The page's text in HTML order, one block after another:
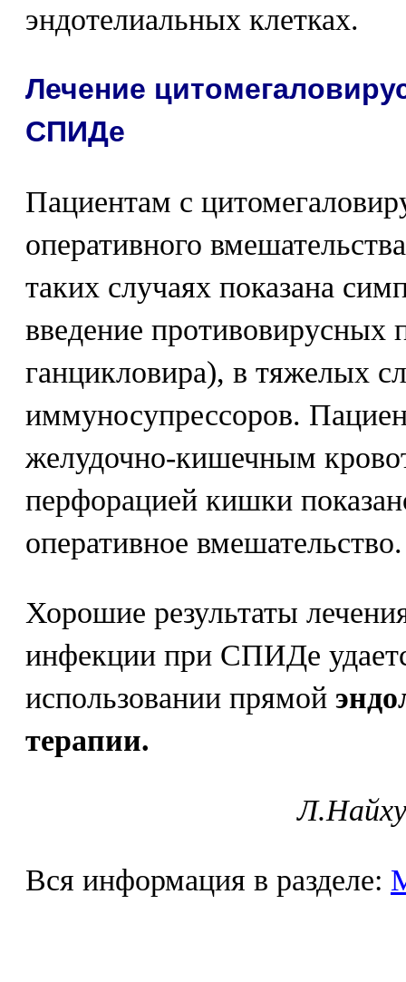
эндотелиальных клетках.
Лечение
СПИДе
Пациентам с
оперативного
таких случаях показана
введение противовирусных
ганцикловира), в тяжелых
иммуносупрессоров.
желудочно-кишечным
перфорацией кишки
оперативное вмешательство.
Хорошие результаты
инфекции при СПИДе
использовании прямой
терапии.
Вся информация в разделе: